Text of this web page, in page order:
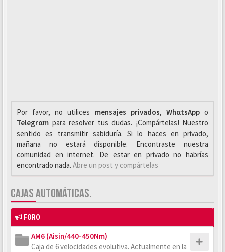
Por favor, no utilices mensajes privados, WhαtsAppo
Telegrαm para resolver tus dudas. ¡Compártelas! Nuestro
sentido es transmitir sabiduría. Si lo haces en privado,
mañana no estará disponible. Encontraste nuestra
comunidad en internet. De estar en privado no habrías
encontrado nada. Abre un post y compártelas
CAJAS AUTOMÁTICAS.
FORO
AM6 (Aisin/440-450Nm)
Caja de 6 velocidades evolutiva. Actualmente en la